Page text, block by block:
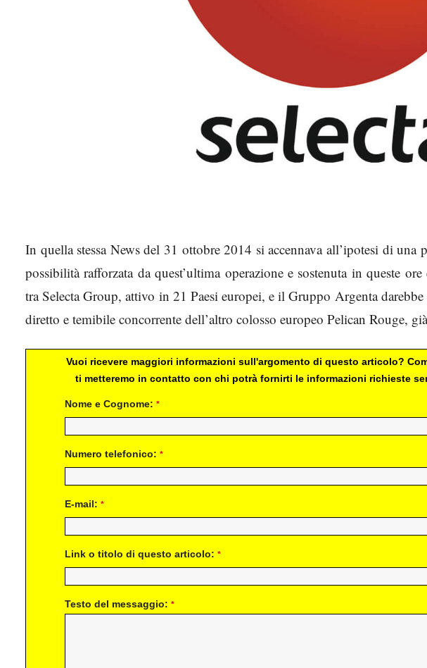
In quella stessa News del 31 ottobre 2014 si accennava all’ipotesi di una
possibilità rafforzata da quest’ultima operazione e sostenuta in queste
tra Selecta Group, attivo in 21 Paesi europei, e il Gruppo Argenta
diretto e temibile concorrente dell’altro colosso europeo Pelican Rouge,
Vuoi ricevere maggiori informazioni sull'argomento di questo articolo?
ti metteremo in contatto con chi potrà fornirti le informazioni richieste
Nome e Cognome: *
Numero telefonico: *
E-mail: *
Link o titolo di questo articolo: *
Testo del messaggio: *